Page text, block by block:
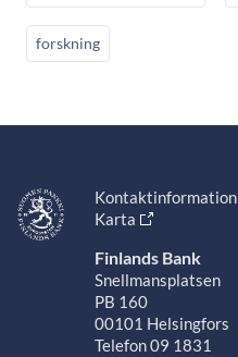
forskning
Kontaktinformation
Karta
Finlands Bank
Snellmansplatsen
PB 160
00101 Helsingfors
Telefon 09 1831